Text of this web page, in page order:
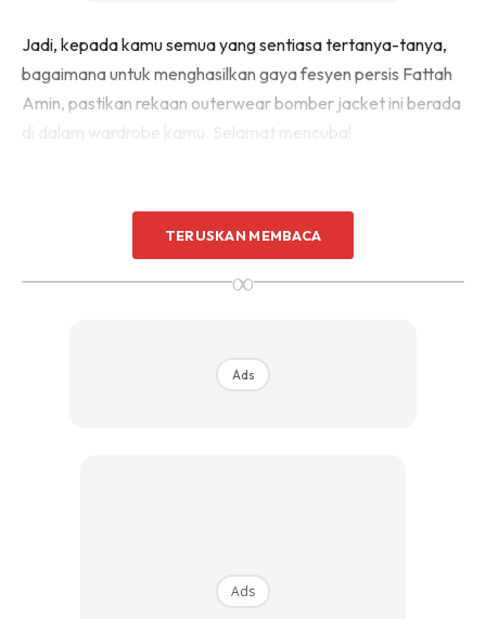
Jadi, kepada kamu semua yang sentiasa tertanya-tanya,
bagaimana untuk menghasilkan gaya fesyen persis Fattah
Amin, pastikan rekaan outerwear bomber jacket ini berada
Ads
TERUSKAN MEMBACA
∞
Ads
Ads